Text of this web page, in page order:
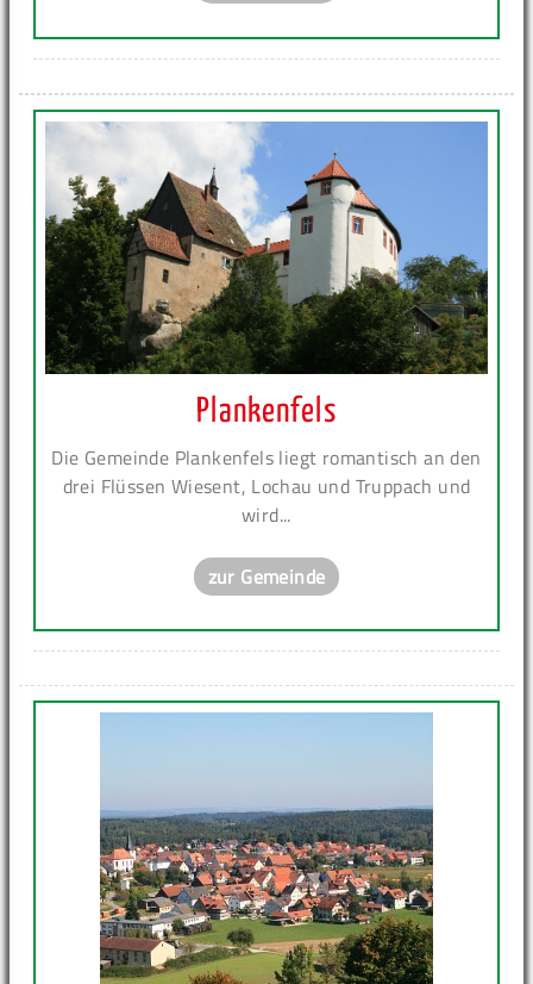
Plankenfels
Die Gemeinde Plankenfels liegt romantisch an den
drei Flüssen Wiesent, Lochau und Truppach und
wird...
zur Gemeinde